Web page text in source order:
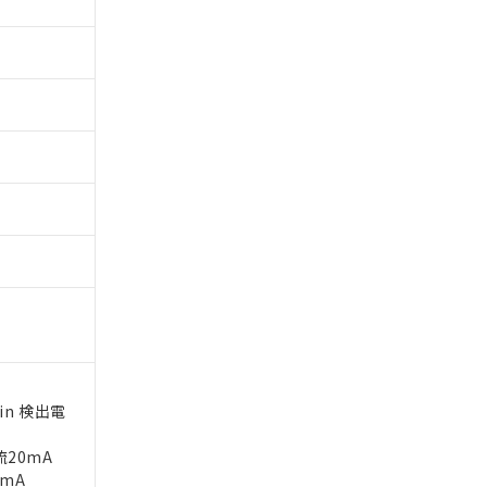
検出電
20mA
。
ようお願いしま
ズにご登録され
社の共同利用者
とをご了承くだ
」に記載されて
はありません。
品に未対応品が
年1月12日よ
、
ない年数を意
これらの製造装
通知します。
、取り引きをい
ムロン制御